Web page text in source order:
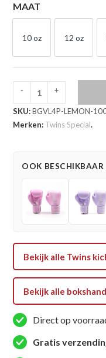
MAAT
10 oz
10 OZ
12 oz
12 OZ
Special
Bokshandschoenen
LEMON)
- +
SKU:BGVL4P-LEMON-
Merken: Twins Special.
OOK BESCHIKBAAR
Bekijk alle Twins
Bekijk alle
Direct op
Gratis